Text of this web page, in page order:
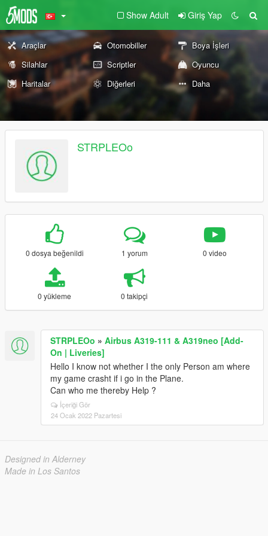
Show Adult Giriş Yap
Araçlar Otomobiller
Boya İşleri
Silahlar
Scriptler
Oyuncu
Haritalar
Diğerleri Daha
STRPLEOo
0 dosya beğenildi 1 yorum 0 video
0 yükleme 0 takipçi
STRPLEOo » Airbus A319-111 & A319neo [Add-
On | Liveries]
Hello I know not whether I the only Person am where
my game crasht if i go in the Plane.
Can who me thereby Help ?
İçeriği Gör
24 Ocak 2022 Pazartesi
Designed in Alderney
Made in Los Santos